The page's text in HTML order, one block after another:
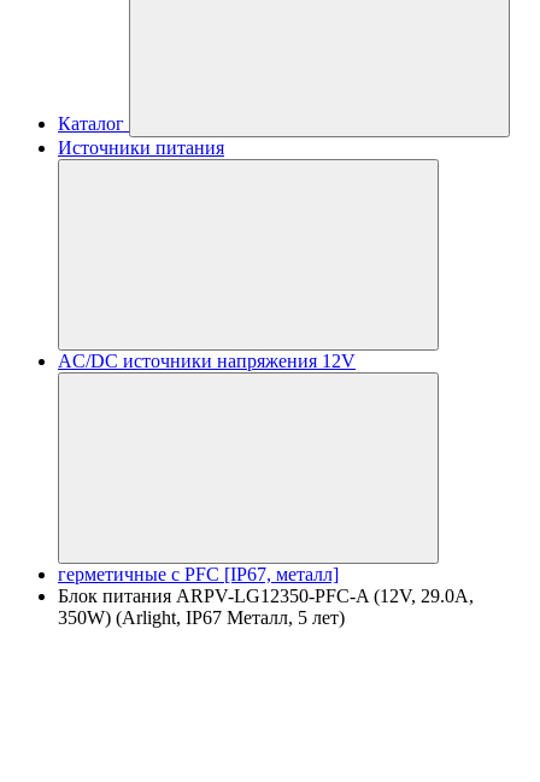
Каталог
Источники питания
AC/DC источники напряжения 12V
герметичные с PFC [IP67, металл]
Блок питания ARPV-LG12350-PFC-A (12V, 29.0A,
350W) (Arlight, IP67 Металл, 5 лет)